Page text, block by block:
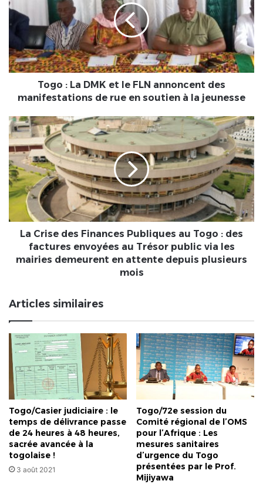
DMK
et
FLN
annoncent
des
manifestations
en
soutien
à
la
jeunesse
Togo : La DMK et le FLN annoncent des
manifestations de rue en soutien à la jeunesse
La
Crise
des
Finances
Publiques
au
Togo
des
factures
envoyées
les
mairies
en
attente
depuis
plusieurs
mois
La Crise des Finances Publiques au Togo : des
factures envoyées au Trésor public via les
mairies demeurent en attente depuis plusieurs
mois
Articles similaires
Togo/Casier judiciaire : le
temps de délivrance passe
de 24 heures à 48 heures,
sacrée avancée à la
togolaise !
3 août 2021
Togo/72e session du
Comité régional de l’OMS
pour l’Afrique : Les
mesures sanitaires
d’urgence du Togo
présentées par le Prof.
Mijiyawa